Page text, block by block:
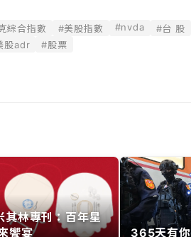
綜合指數 #美股指數 #nvda #台 股
股adr #股票
林專刊：百年星
饗宴
365天有